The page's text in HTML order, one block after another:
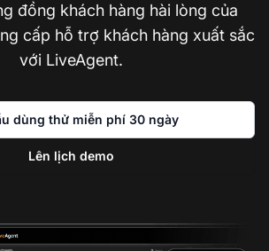
đồng khách hàng hài lòng của
cấp hỗ trợ khách hàng xuất sắc
với LiveAgent.
dùng thử miễn phí 30 ngày
Lên lịch demo